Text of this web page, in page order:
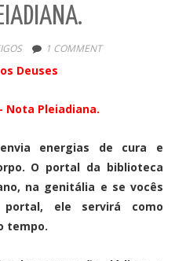
1 COMMENT
Deuses
Nota Pleiadiana.
energias de cura e
O portal da biblioteca
na genitália e se vocês
ele servirá como
tempo.